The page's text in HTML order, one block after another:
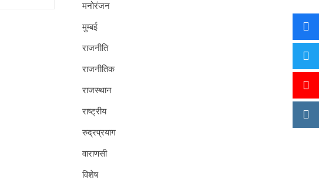
मनोरंजन
मुम्बई
राजनीति
राजनीतिक
राजस्थान
राष्ट्रीय
रुद्रप्रयाग
वाराणसी
विशेष